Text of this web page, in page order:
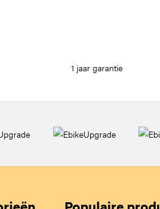
1 jaar garantie